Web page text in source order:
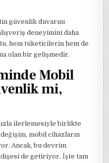
güvenlik duvarını
deneyimini daha
hem tüketicilerin hem de
olan bir gelişmedir.
Mobil
mi,
ilerlemesiyle birlikte
mobil cihazların
Ancak, bu devrim
de getiriyor. İşte tam